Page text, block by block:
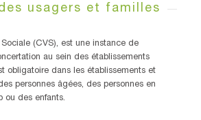
usagers et familles
(CVS), est une instance de
au sein des établissements
obligatoire dans les établissements et
personnes âgées, des personnes en
ou des enfants.